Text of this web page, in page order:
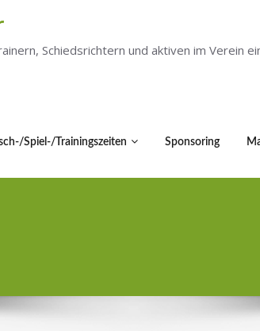
Schiedsrichtern und aktiven im Verein
Spiel-/Trainingszeiten Sponsoring